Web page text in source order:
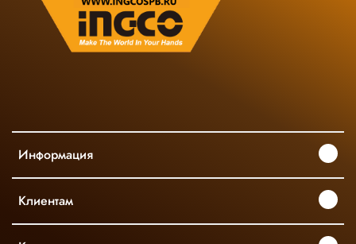
Информация
Клиентам